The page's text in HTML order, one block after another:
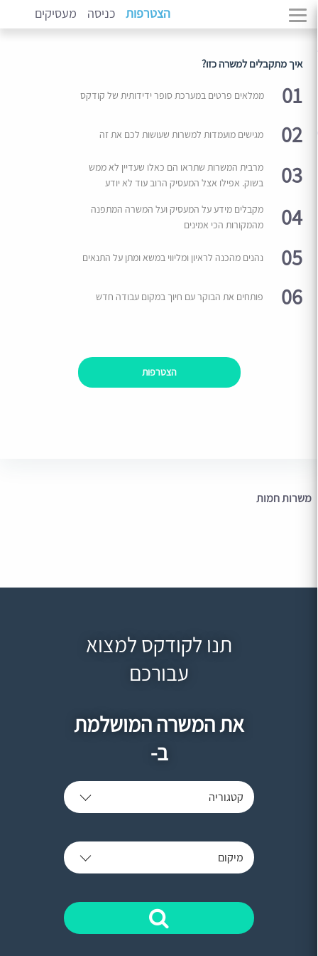
הצטרפות כניסה מעסיקים
איך מתקבלים למשרה כזו?
01 ממלאים פרטים במערכת סופר ידידותית של קודקס
02 מגישים מועמדות למשרות שעושות לכם את זה
03
מרבית המשרות שתראו הם כאלו שעדיין לא ממש
בשוק. אפילו אצל המעסיק הרוב עוד לא יודע
04
מקבלים מידע על המעסיק ועל המשרה המתפנה
מהמקורות הכי אמינים
05 נהנים מהכנה לראיון ומליווי במשא ומתן על התנאים
06 פותחים את הבוקר עם חיוך במקום עבודה חדש
הצטרפות
משרות חמות
תנו לקודקס למצוא
עבורכם
את המשרה המושלמת
ב-
קטגוריה
מיקום